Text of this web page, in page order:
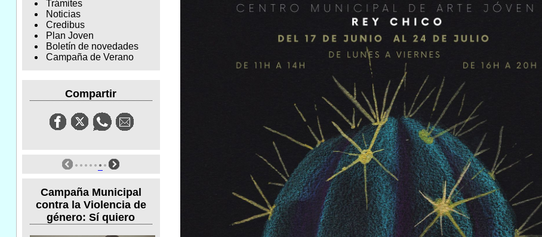
Trámites
Noticias
Credibus
Plan Joven
Boletín de novedades
Campaña de Verano
Compartir
Campaña Municipal
contra la Violencia de
género: Sí quiero